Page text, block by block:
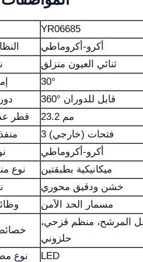
YR06685
أكرو-أكروماطي
ثنائي العيون منزلق
30°
360° قابل للدوران
قطر
23.2 مم
3 فتحات (خارجي)
أكرو-أكروماطي
نوع
ميكانيكية بطبقتين
خشن ودقيق محوري
مسمار الحد الآمن
المرشح، منظم قزحي،
حلزوني
نوع
LED